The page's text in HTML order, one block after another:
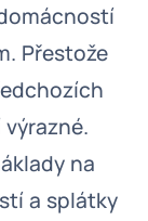
Přestože
na
a splátky